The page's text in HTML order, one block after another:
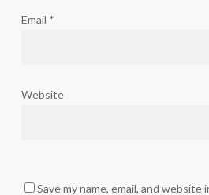
Email *
Website
Save my name, email, and